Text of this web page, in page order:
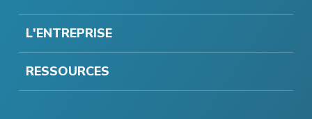
L'ENTREPRISE
RESSOURCES